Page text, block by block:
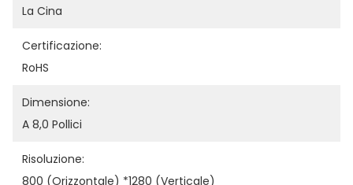
La Cina
Certificazione:
RoHS
Dimensione:
A 8,0 Pollici
Risoluzione:
800 (orizzontale) *1280 (verticale)